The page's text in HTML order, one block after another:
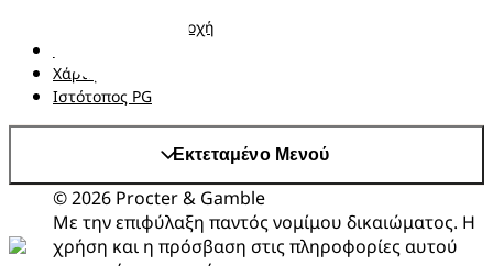
Αλλαγή χώρα/περιοχή
Χάρτης ιστότοπου
Ιστότοπος PG
Εκτεταμένο Μενού
© 2026 Procter & Gamble
Με την επιφύλαξη παντός νομίμου δικαιώματος. Η
χρήση και η πρόσβαση στις πληροφορίες αυτού